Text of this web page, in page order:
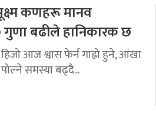
कणहरू मानव
गुणा बढीले हानिकारक छ
हिजो आज श्वास फेर्न गाह्रो हुने, आंखा
पोल्ने समस्या बढ्दै...